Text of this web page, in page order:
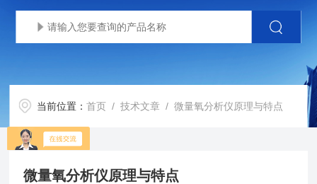
当前位置：首页 /技术文章 / 微量氧分析仪原理与特点
微量氧分析仪原理与特点